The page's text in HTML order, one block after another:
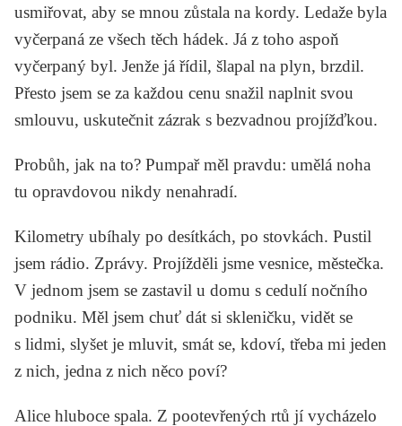
usmiřovat, aby se mnou zůstala na kordy. Ledaže byla
vyčerpaná ze všech těch hádek. Já z toho aspoň
vyčerpaný byl. Jenže já řídil, šlapal na plyn, brzdil.
Přesto jsem se za každou cenu snažil naplnit svou
smlouvu, uskutečnit zázrak s bezvadnou projížďkou.
Probůh, jak na to? Pumpař měl pravdu: umělá noha
tu opravdovou nikdy nenahradí.
Kilometry ubíhaly po desítkách, po stovkách. Pustil
jsem rádio. Zprávy. Projížděli jsme vesnice, městečka.
V jednom jsem se zastavil u domu s cedulí nočního
podniku. Měl jsem chuť dát si skleničku, vidět se
s lidmi, slyšet je mluvit, smát se, kdoví, třeba mi jeden
z nich, jedna z nich něco poví?
Alice hluboce spala. Z pootevřených rtů jí vycházelo